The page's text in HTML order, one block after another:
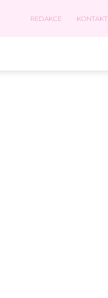
REDAKCE KONTAKT